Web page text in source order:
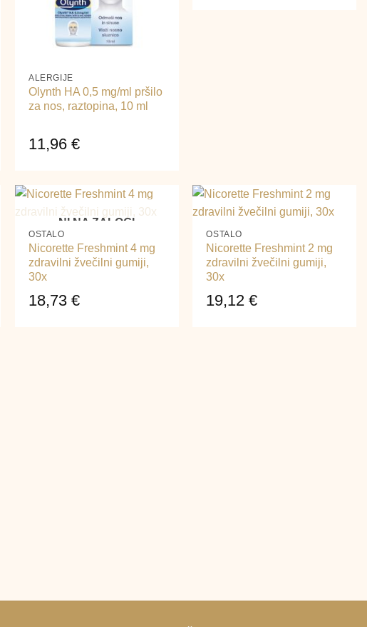
ALERGIJE
Olynth HA 0,5 mg/ml pršilo
za nos, raztopina, 10 ml
11,96 €
NI NA ZALOGI
OSTALO
Nicorette Freshmint 4 mg
zdravilni žvečilni gumiji,
30x
18,73 €
OSTALO
Nicorette Freshmint 2 mg
zdravilni žvečilni gumiji,
30x
19,12€